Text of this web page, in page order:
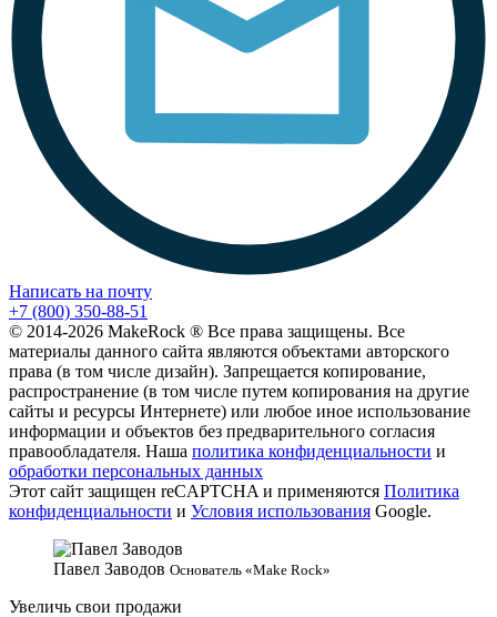
Написать на почту
+7 (800) 350-88-51
© 2014-2026 MakeRock ® Все права защищены. Все
материалы данного сайта являются объектами авторского
права (в том числе дизайн). Запрещается копирование,
распространение (в том числе путем копирования на другие
сайты и ресурсы Интернете) или любое иное использование
информации и объектов без предварительного согласия
правообладателя. Наша политика конфиденциальности и
обработки персональных данных
Этот сайт защищен reCAPTCHA и применяются Политика
конфиденциальности и Условия использования Google.
Павел Заводов Основатель «Make Rock»
Увеличь свои продажи